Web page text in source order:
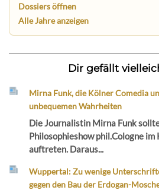
Dossiers öffnen
Alle Jahre anzeigen
Dir gefällt
Mirna Funk, die Kölner Comedia
unbequemen Wahrheiten
Die Journalistin Mirna Funk
Philosophieshow phil.Cologne
auftreten. Daraus...
Wuppertal: Zu wenige
gegen den Bau der Erdogan-